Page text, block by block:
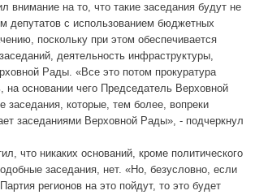
внимание на то, что такие заседания будут не
депутатов с использованием бюджетных
поскольку при этом обеспечивается
деятельность инфраструктуры,
Рады. «Все это потом прокуратура
на основании чего Председатель Верховной
заседания, которые, тем более, вопреки
заседаниями Верховной Рады», - подчеркнул
что никаких оснований, кроме политического
заседания, нет. «Но, безусловно, если
регионов на это пойдут, то это будет